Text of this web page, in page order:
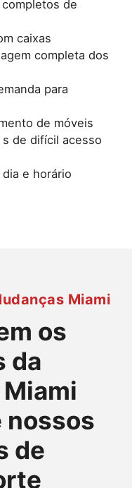
de
caixas
completa dos
para
de móveis
s de difícil acesso
e horário
Miami
os
da
nossos
de